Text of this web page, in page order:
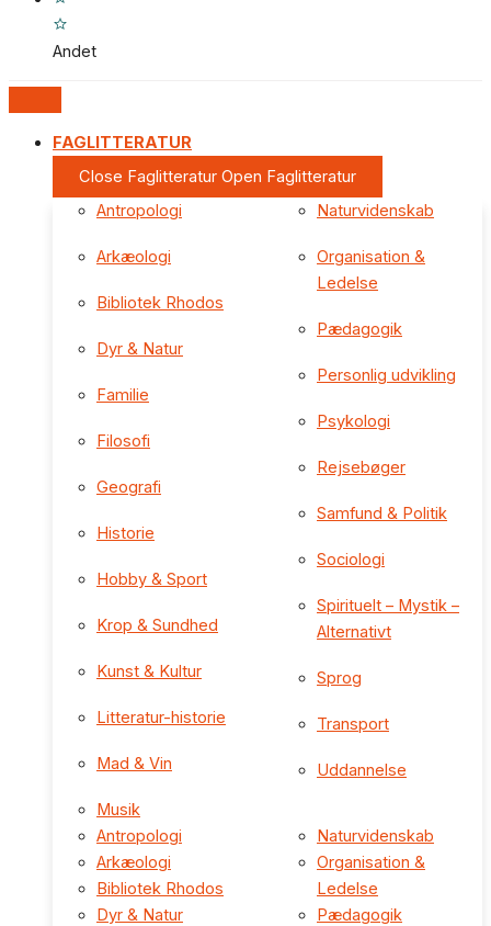
Andet
FAGLITTERATUR
Close Faglitteratur Open Faglitteratur
Antropologi
Arkæologi
Bibliotek Rhodos
Dyr & Natur
Familie
Filosofi
Geografi
Historie
Hobby & Sport
Krop & Sundhed
Kunst & Kultur
Litteratur-historie
Mad & Vin
Musik
Naturvidenskab
Organisation &
Ledelse
Pædagogik
Personlig udvikling
Psykologi
Rejsebøger
Samfund & Politik
Sociologi
Spirituelt – Mystik –
Alternativt
Sprog
Transport
Uddannelse
Antropologi
Arkæologi
Bibliotek Rhodos
Dyr & Natur
Naturvidenskab
Organisation &
Ledelse
Pædagogik